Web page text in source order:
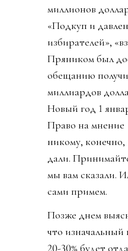
миллионов
«Подкуп и
избирателей»,
Пряником был
обещанию
миллиардов
Новый год 1
Право на мнение
никому, конечно,
дали.
мы вам сказали.
сами примем.
Позже днем
что изначальный
20-30% будет